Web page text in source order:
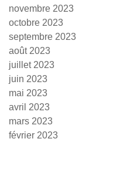
novembre 2023
octobre 2023
septembre 2023
août 2023
juillet 2023
juin 2023
mai 2023
avril 2023
mars 2023
février 2023